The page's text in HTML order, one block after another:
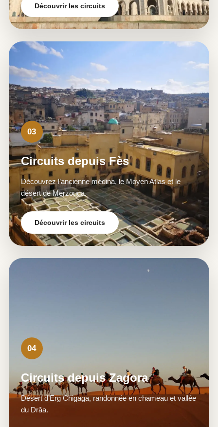
Découvrir les circuits
03
Circuits depuis Fès
Découvrez l’ancienne médina, le Moyen Atlas et le
désert de Merzouga.
Découvrir les circuits
04
Circuits depuis Zagora
Désert d’Erg Chigaga, randonnée en chameau et vallée
du Drâa.